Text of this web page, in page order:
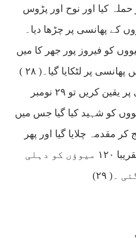
حملہ کیا اور نوح اور پڑوس
کے ۵۲ میووں کے پھانسی پر چڑھا دیا۔
کے علاوہ ۴۲ میووں کو فیروز پور جھر کا میں
اگر زبانی بیان بازی پر یقین کریں تو ۲۹ نومبر
تک ۳۶۰۰ میووں کو شہید کیا گیا جس میں
مقدمہ چلایا گیا اور پھر
پھانسی دی گئی۔ تقریبا ۱۲۰ میوؤں کو دہلی
۔( ۲۹)